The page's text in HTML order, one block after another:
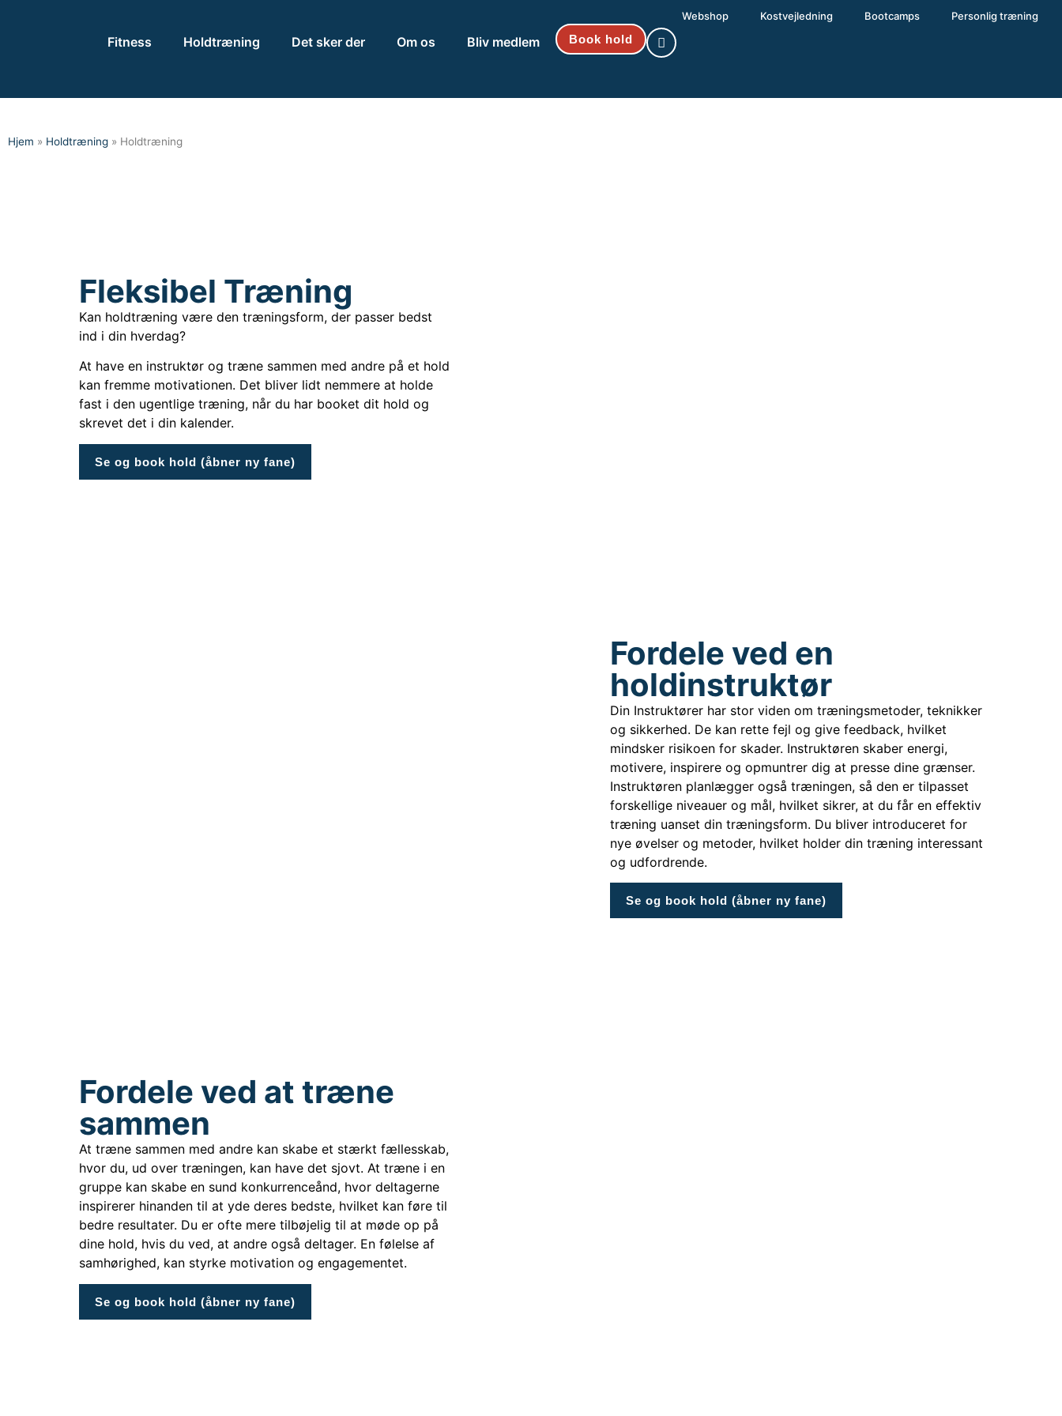
Webshop Kostvejledning Bootcamps Personlig træning
Fitness Holdtræning Det sker der Om os Bliv medlem Book hold
Hjem » Holdtræning » Holdtræning
Fleksibel Træning
Kan holdtræning være den træningsform, der passer bedst
ind i din hverdag?
At have en instruktør og træne sammen med andre på et hold
kan fremme motivationen. Det bliver lidt nemmere at holde
fast i den ugentlige træning, når du har booket dit hold og
skrevet det i din kalender.
Se og book hold (åbner ny fane)
Fordele ved en
holdinstruktør
Din Instruktører har stor viden om træningsmetoder, teknikker
og sikkerhed. De kan rette fejl og give feedback, hvilket
mindsker risikoen for skader. Instruktøren skaber energi,
motivere, inspirere og opmuntrer dig at presse dine grænser.
Instruktøren planlægger også træningen, så den er tilpasset
forskellige niveauer og mål, hvilket sikrer, at du får en effektiv
træning uanset din træningsform. Du bliver introduceret for
nye øvelser og metoder, hvilket holder din træning interessant
og udfordrende.
Se og book hold (åbner ny fane)
Fordele ved at træne
sammen
At træne sammen med andre kan skabe et stærkt fællesskab,
hvor du, ud over træningen, kan have det sjovt. At træne i en
gruppe kan skabe en sund konkurrenceånd, hvor deltagerne
inspirerer hinanden til at yde deres bedste, hvilket kan føre til
bedre resultater. Du er ofte mere tilbøjelig til at møde op på
dine hold, hvis du ved, at andre også deltager. En følelse af
samhørighed, kan styrke motivation og engagementet.
Se og book hold (åbner ny fane)